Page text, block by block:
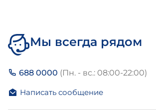
Мы всегда рядом
688 0000 (Пн. - вс.: 08:00-22:00)
Написать сообщение